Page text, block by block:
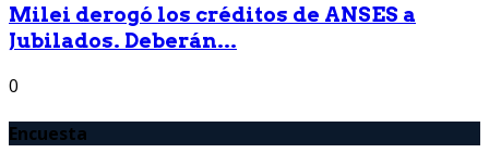
Milei derogó los créditos de ANSES a
Jubilados. Deberán...
0
Encuesta